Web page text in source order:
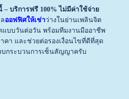
– บริการฟรี 100% ไม่มีค่าใช้จ่าย
ออฟฟิศให้เช่าว่างในย่านเพลินจิต
แบบวันต่อวัน พร้อมทีมงานมืออาชีพ
า และช่วยต่อรองเงื่อนไขที่ดีที่สุด
กระบวนการเซ็นสัญญาครับ